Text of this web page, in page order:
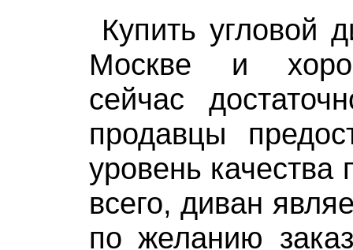
Купить угловой
Москве и
сейчас
продавцы
уровень
всего, диван
по желанию